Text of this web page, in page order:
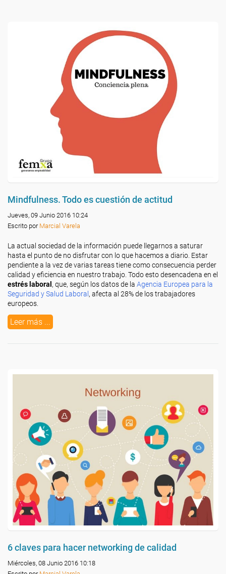
Mindfulness. Todo es cuestión de actitud
Jueves, 09 Junio 2016 10:24
Escrito por Marcial Varela
La actual sociedad de la información puede llegarnos a saturar
hasta el punto de no disfrutar con lo que hacemos a diario. Estar
pendiente a la vez de varias tareas tiene como consecuencia perder
calidad y eficiencia en nuestro trabajo. Todo esto desencadena en el
estrés laboral , que, según los datos de la Agencia Europea para la
Seguridad y Salud Laboral , afecta al 28% de los trabajadores
europeos.
Leer más ...
6 claves para hacer networking de calidad
Miércoles, 08 Junio 2016 10:18